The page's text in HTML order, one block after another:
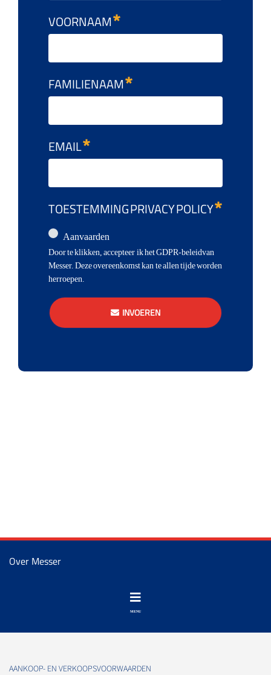
VOORNAAM
FAMILIENAAM
EMAIL
TOESTEMMING PRIVACY POLICY
Aanvaarden
Door te klikken, accepteer ik het GDPR-beleidvan
Messer. Deze overeenkomst kan te allen tijde worden
herroepen.
INVOEREN
Over Messer
AANKOOP- EN VERKOOPSVOORWAARDEN